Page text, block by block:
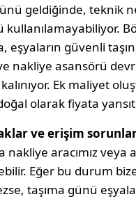
geldiğinde, teknik
kullanılamayabiliyor.
eşyaların güvenli
nakliye asansörü
Ek maliyet
olarak fiyata
ve erişim
nakliye aracımız veya
Eğer bu durum
taşıma günü